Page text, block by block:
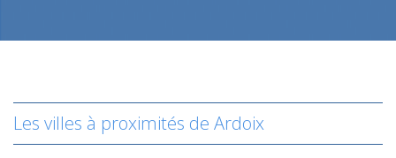
Les villes à proximités de Ardoix